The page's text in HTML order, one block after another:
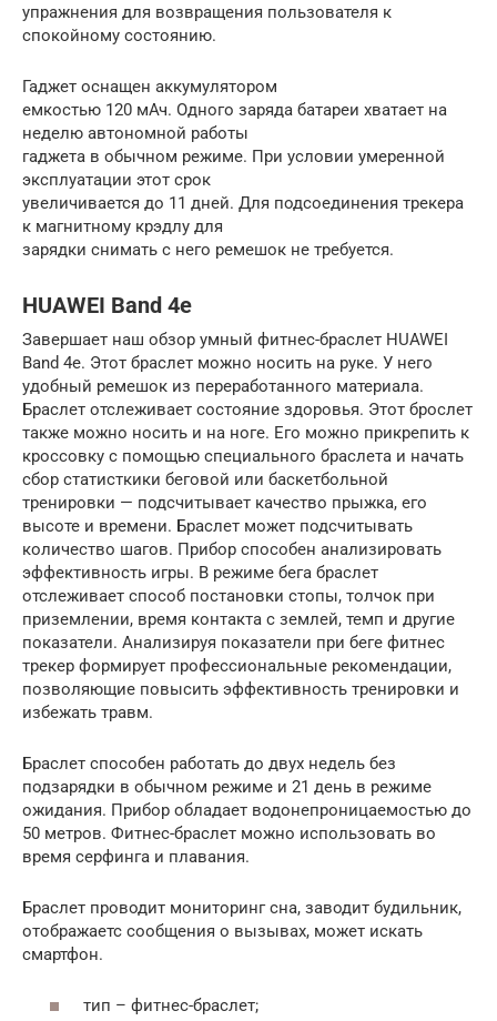
упражнения для возвращения пользователя к
спокойному состоянию.
Гаджет оснащен аккумулятором
емкостью 120 мАч. Одного заряда батареи хватает на
неделю автономной работы
гаджета в обычном режиме. При условии умеренной
эксплуатации этот срок
увеличивается до 11 дней. Для подсоединения трекера
к магнитному крэдлу для
зарядки снимать с него ремешок не требуется.
HUAWEI Band 4e
Завершает наш обзор умный фитнес-браслет HUAWEI
Band 4e. Этот браслет можно носить на руке. У него
удобный ремешок из переработанного материала.
Браслет отслеживает состояние здоровья. Этот брослет
также можно носить и на ноге. Его можно прикрепить к
кроссовку с помощью специального браслета и начать
сбор статисткики беговой или баскетбольной
тренировки — подсчитывает качество прыжка, его
высоте и времени. Браслет может подсчитывать
количество шагов. Прибор способен анализировать
эффективность игры. В режиме бега браслет
отслеживает способ постановки стопы, толчок при
приземлении, время контакта с землей, темп и другие
показатели. Анализируя показатели при беге фитнес
трекер формирует профессиональные рекомендации,
позволяющие повысить эффективность тренировки и
избежать травм.
Браслет способен работать до двух недель без
подзарядки в обычном режиме и 21 день в режиме
ожидания. Прибор обладает водонепроницаемостью до
50 метров. Фитнес-браслет можно использовать во
время серфинга и плавания.
Браслет проводит мониторинг сна, заводит будильник,
отображаетс сообщения о вызывах, может искать
смартфон.
тип – фитнес-браслет;